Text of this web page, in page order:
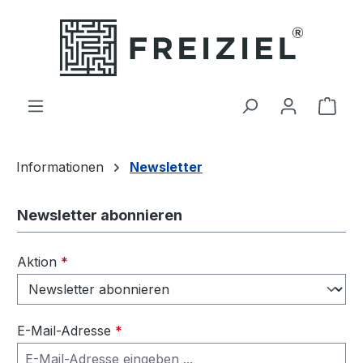
Zum Hauptinhalt springen
Informationen Newsletter
Newsletter abonnieren
Aktion *
E-Mail-Adresse *